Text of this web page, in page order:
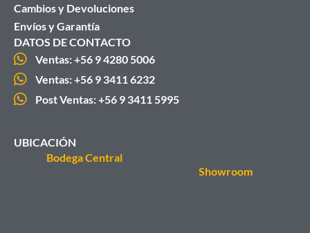
Cambios y Devoluciones
Envíos y Garantía
DATOS DE CONTACTO
Ventas: +56 9 4280 5006
Ventas: +56 9 3411 6232
Post Ventas: +56 9 3411 5995
UBICACIÓN
Bodega Central
Showroom